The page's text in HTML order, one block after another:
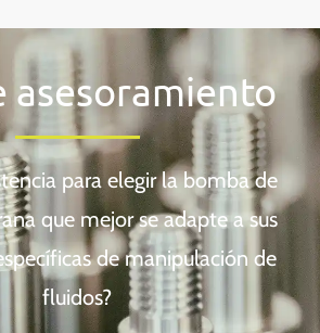
asesoramiento
para elegir la bomba de
que mejor se adapte a sus
de manipulación de
fluidos?